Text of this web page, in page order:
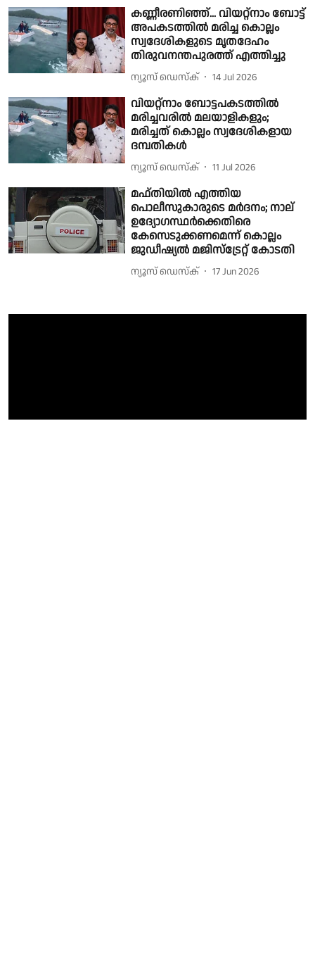
കണ്ണീരണിഞ്ഞ്... വിയറ്റ്‌നാം ബോട്ട്
അപകടത്തിൽ മരിച്ച കൊല്ലം
സ്വദേശികളുടെ മൃതദേഹം
തിരുവനന്തപുരത്ത് എത്തിച്ചു
ന്യൂസ് ഡെസ്ക് 14 Jul 2026
വിയറ്റ്നാം ബോട്ടപകടത്തിൽ
മരിച്ചവരിൽ മലയാളികളും;
മരിച്ചത് കൊല്ലം സ്വദേശികളായ
ദമ്പതികൾ
ന്യൂസ് ഡെസ്ക് 11 Jul 2026
മഫ്തിയിൽ എത്തിയ
പൊലീസുകാരുടെ മർദനം; നാല്
ഉദ്യോ​ഗസ്ഥർക്കെതിരെ
കേസെടുക്കണമെന്ന് കൊല്ലം
ജുഡീഷ്യൽ മജിസ്ട്രേറ്റ് കോടതി
ന്യൂസ് ഡെസ്ക് 17 Jun 2026